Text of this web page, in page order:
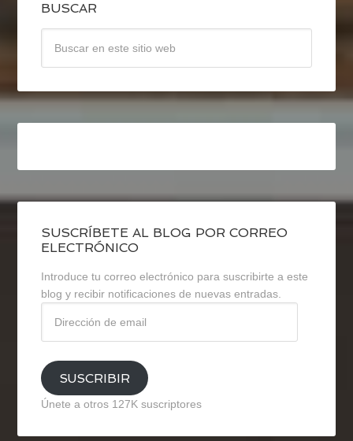
BUSCAR
SUSCRÍBETE AL BLOG POR CORREO
ELECTRÓNICO
Introduce tu correo electrónico para suscribirte a este
blog y recibir notificaciones de nuevas entradas.
email
SUSCRIBIR
Únete a otros 127K suscriptores